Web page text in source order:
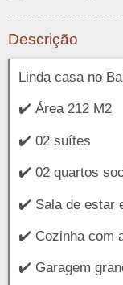
Descrição
Linda casa no
✔️ Área 212 M2
✔️ 02 suítes
✔️ 02 quartos
✔️ Sala de estar
✔️ Cozinha com
✔️ Garagem